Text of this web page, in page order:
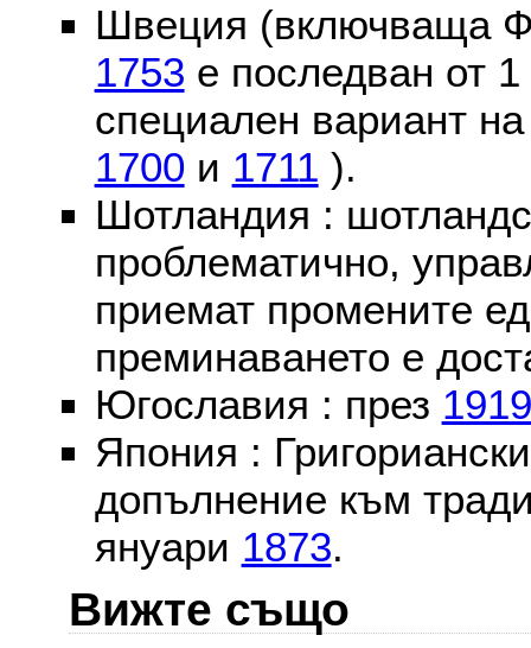
Швеция (включваща
1753 е последван от
специален вариант
1700 и 1711 ).
Шотландия :
проблематично,
приемат промените
преминаването е
Югославия : през 1919
Япония :
допълнение към
януари 1873.
Вижте също